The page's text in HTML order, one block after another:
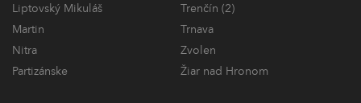
Liptovský Mikuláš
Trenčín (2)
Martin
Trnava
Nitra
Zvolen
Partizánske
Žiar nad Hronom